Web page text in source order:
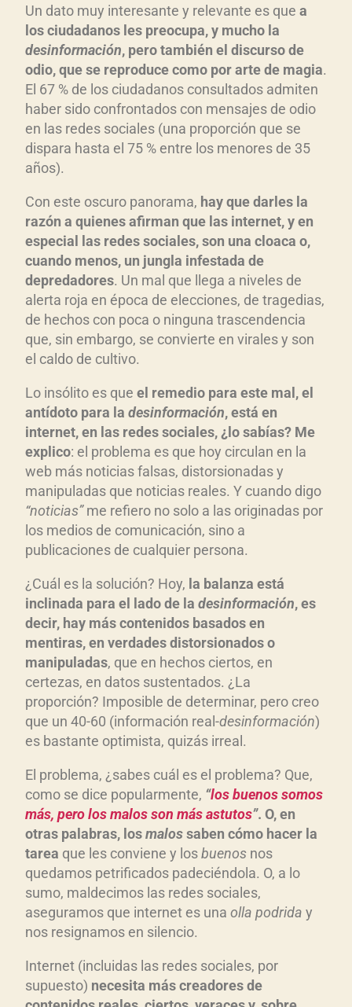
Un dato muy interesante y relevante es que a
los ciudadanos les preocupa, y mucho la
desinformación, pero también el discurso de
odio, que se reproduce como por arte de magia.
El 67 % de los ciudadanos consultados admiten
haber sido confrontados con mensajes de odio
en las redes sociales (una proporción que se
dispara hasta el 75 % entre los menores de 35
años).
Con este oscuro panorama, hay que darles la
razón a quienes afirman que las internet, y en
especial las redes sociales, son una cloaca o,
cuando menos, un jungla infestada de
depredadores. Un mal que llega a niveles de
alerta roja en época de elecciones, de tragedias,
de hechos con poca o ninguna trascendencia
que, sin embargo, se convierte en virales y son
el caldo de cultivo.
Lo insólito es que el remedio para este mal, el
antídoto para la desinformación, está en
internet, en las redes sociales, ¿lo sabías? Me
explico: el problema es que hoy circulan en la
web más noticias falsas, distorsionadas y
manipuladas que noticias reales. Y cuando digo
“noticias”me refiero no solo a las originadas por
los medios de comunicación, sino a
publicaciones de cualquier persona.
¿Cuál es la solución? Hoy, la balanza está
inclinada para el lado de la desinformación, es
decir, hay más contenidos basados en
mentiras, en verdades distorsionados o
manipuladas, que en hechos ciertos, en
certezas, en datos sustentados. ¿La
proporción? Imposible de determinar, pero creo
que un 40-60 (información real-desinformación)
es bastante optimista, quizás irreal.
El problema, ¿sabes cuál es el problema? Que,
como se dice popularmente, “los buenos somos
más, pero los malos son más astutos”. O, en
otras palabras, losmalossaben cómo hacer la
tarea que les conviene y losbuenos nos
quedamos petrificados padeciéndola. O, a lo
sumo, maldecimos las redes sociales,
aseguramos que internet es una olla podrida y
nos resignamos en silencio.
Internet (incluidas las redes sociales, por
supuesto) necesita más creadores de